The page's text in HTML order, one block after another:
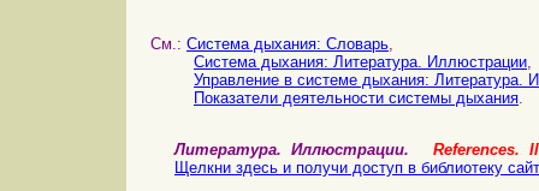
См.: Система дыхания: Cловарь,
Система дыхания: Литература. Иллюстрации,
Управление в системе дыхания: Литература.
Показатели деятельности системы дыхания.
Литература. Иллюстрации. References.
Щелкни здесь и получи доступ в библиотеку